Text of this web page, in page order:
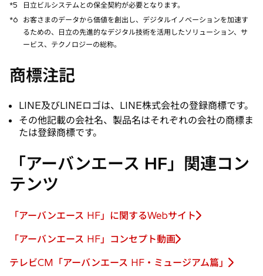
*5
日立ビルシステムとの保全契約が必要となります。
*6
お客さまのデータから価値を創出し、デジタルイノベーションを加速す
るための、日立の先進的なデジタル技術を活用したソリューション、サ
ービス、テクノロジーの総称。
商標注記
LINE及びLINEロゴは、LINE株式会社の登録商標です。
その他記載の会社名、製品名はそれぞれの会社の商標ま
たは登録商標です。
「アーバンエース HF」関連コン
テンツ
「アーバンエース HF」に関するWebサイト
し
タ
「アーバンエース HF」コンセプト動画
し
テレビCM「アーバンエース HF・ミュージアム篇」
新